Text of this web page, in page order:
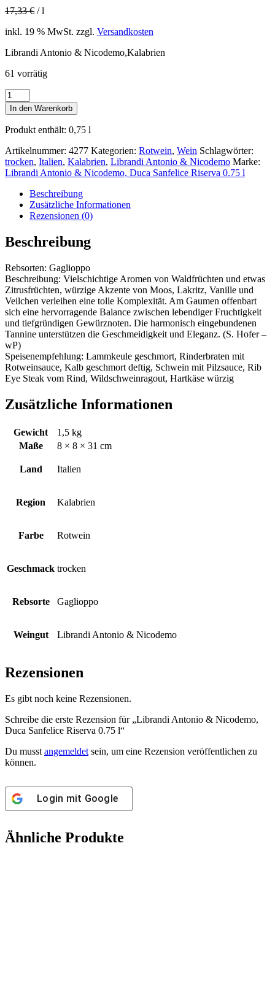
17,33€ /l
inkl. 19 % MwSt. zzgl. Versandkosten
Librandi Antonio & Nicodemo,Kalabrien
61 vorrätig
Librandi
Antonio
&
Nicodemo,
Sanfelice
Riserva
0.75
Menge
In den Warenkorb
Produkt enthält: 0,75 l
Artikelnummer: 4277 Kategorien: Rotwein, Wein Schlagwörter:
trocken, Italien, Kalabrien, Librandi Antonio & Nicodemo Marke:
Librandi Antonio & Nicodemo, Duca Sanfelice Riserva 0.75 l
Beschreibung
Zusätzliche Informationen
Rezensionen (0)
Beschreibung
Rebsorten: Gaglioppo
Beschreibung: Vielschichtige Aromen von Waldfrüchten und etwas
Zitrusfrüchten, würzige Akzente von Moos, Lakritz, Vanille und
Veilchen verleihen eine tolle Komplexität. Am Gaumen offenbart
sich eine hervorragende Balance zwischen lebendiger Fruchtigkeit
und tiefgründigen Gewürznoten. Die harmonisch eingebundenen
Tannine unterstützen die Geschmeidigkeit und Eleganz. (S. Hofer –
wP)
Speisenempfehlung: Lammkeule geschmort, Rinderbraten mit
Rotweinsauce, Kalb geschmort deftig, Schwein mit Pilzsauce, Rib
Eye Steak vom Rind, Wildschweinragout, Hartkäse würzig
Zusätzliche Informationen
Gewicht
1,5 kg
Maße
8 × 8 × 31 cm
Land Italien
Region Kalabrien
Farbe Rotwein
Geschmack trocken
Rebsorte Gaglioppo
Weingut Librandi Antonio & Nicodemo
Rezensionen
Es gibt noch keine Rezensionen.
Schreibe die erste Rezension für „Librandi Antonio & Nicodemo,
Duca Sanfelice Riserva 0.75 l“
Du musst angemeldet sein, um eine Rezension veröffentlichen zu
können.
Login mit Google
Ähnliche Produkte